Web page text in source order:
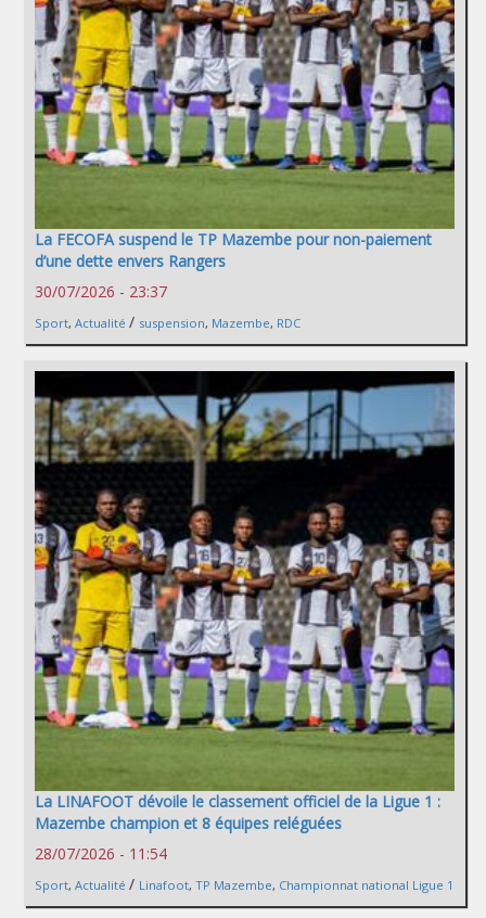
La FECOFA suspend le TP Mazembe pour non-paiement
d’une dette envers Rangers
30/07/2026 - 23:37
Sport, Actualité / suspension, Mazembe, RDC
La LINAFOOT dévoile le classement officiel de la Ligue 1 :
Mazembe champion et 8 équipes reléguées
28/07/2026 - 11:54
Sport, Actualité / Linafoot, TP Mazembe, Championnat national Ligue 1